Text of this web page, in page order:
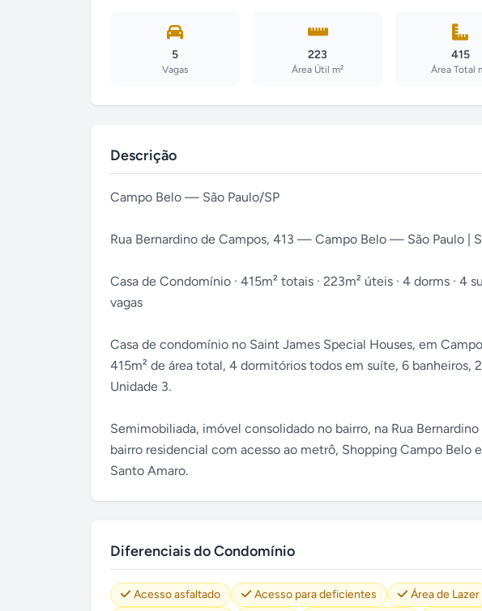
5
Vagas
223
Área Útil m²
415
Área Total
Descrição
Campo Belo — São Paulo/SP
Rua Bernardino de Campos, 413 — Campo Belo — São Paulo |
Casa de Condomínio · 415m² totais · 223m² úteis · 4 dorms · 4
vagas
Casa de condomínio no Saint James Special Houses, em
415m² de área total, 4 dormitórios todos em suíte, 6 banheiros,
Unidade 3.
Semimobiliada, imóvel consolidado no bairro, na Rua
bairro residencial com acesso ao metrô, Shopping Campo Belo
Santo Amaro.
Diferenciais do Condomínio
Acesso asfaltado Acesso para deficientes Área de Lazer